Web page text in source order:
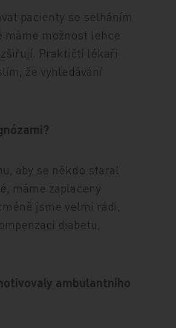
pacienty se selháním
máme možnost lehce
Praktičtí lékaři
že vyhledávání
aby se někdo staral
máme zaplaceny
jsme velmi rádi,
diabetu,
ambulantního